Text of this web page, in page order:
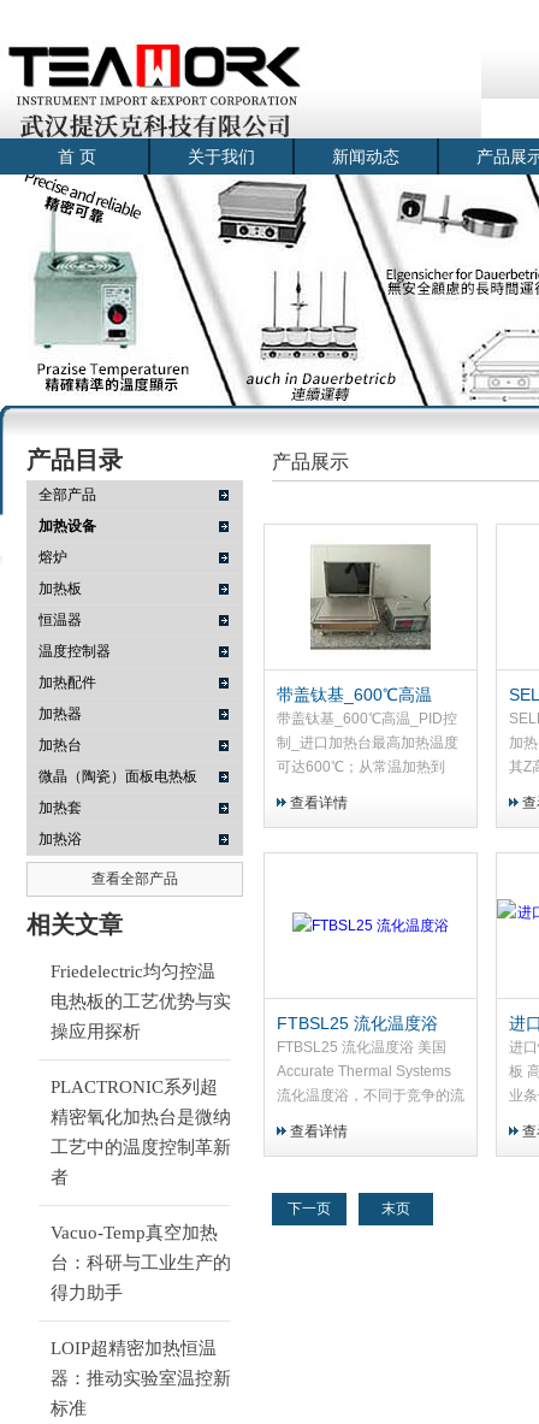
武汉提沃克科技有限公司
首 页 关于我们 新闻动态 产品展
产品目录
全部产品
加热设备
熔炉
加热板
恒温器
温度控制器
加热配件
加热器
加热台
微晶（陶瓷）面板电热板
加热套
加热浴
查看全部产品
相关文章
Friedelectric均匀控温
电热板的工艺优势与实
操应用探析
PLACTRONIC系列超
精密氧化加热台是微纳
工艺中的温度控制革新
者
Vacuo-Temp真空加热
台：科研与工业生产的
得力助手
LOIP超精密加热恒温
器：推动实验室温控新
标准
产品展示
带盖钛基_600℃高温
_PID控制_进口加热台
PZ28-3TD+TR28-3T
带盖钛基_600℃高温_PID控
制_进口加热台最高加热温度
可达600℃；从常温加热到
右。高效绝缘设计允许设备在
和加热板之间的孔隙保持在
26mm；确保温度高精确性的
查看详情
真
加
其Z
空
能
FTBSL25 流化温度浴
FTBSL25 流化温度浴 美国
Accurate Thermal Systems
流化温度浴，不同于竞争的流
小，包括优良的功能和成本低
2至3倍的烤箱更安全。
查看详情
进
电
进
板
业
下一页 末页